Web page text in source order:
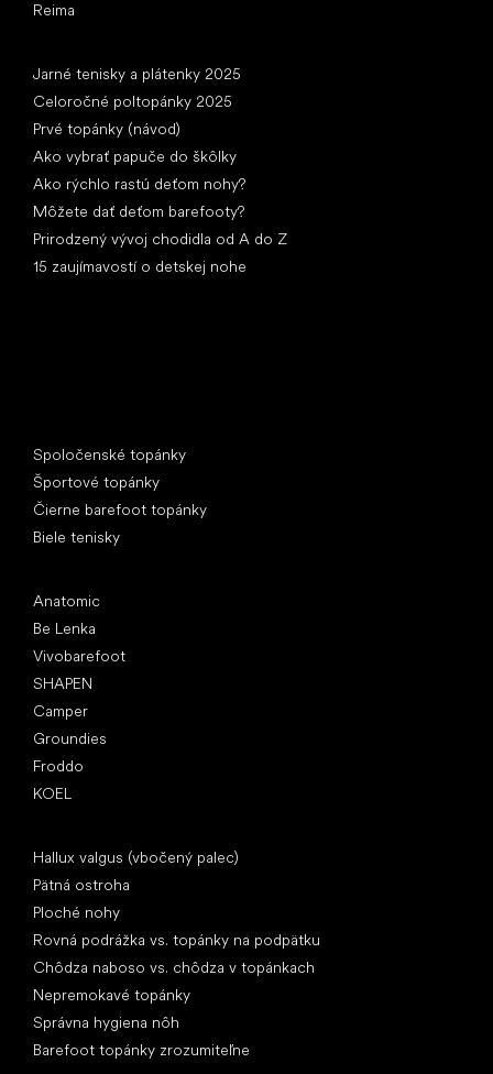
Reima
Jarné tenisky a plátenky 2025
Celoročné poltopánky 2025
Prvé topánky (návod)
Ako vybrať papuče do škôlky
Ako rýchlo rastú deťom nohy?
Môžete dať deťom barefooty?
Prirodzený vývoj chodidla od A do Z
15 zaujímavostí o detskej nohe
Spoločenské topánky
Športové topánky
Čierne barefoot topánky
Biele tenisky
Anatomic
Be Lenka
Vivobarefoot
SHAPEN
Camper
Groundies
Froddo
KOEL
Hallux valgus (vbočený palec)
Pätná ostroha
Ploché nohy
Rovná podrážka vs. topánky na podpätku
Chôdza naboso vs. chôdza v topánkach
Nepremokavé topánky
Správna hygiena nôh
Barefoot topánky zrozumiteľne